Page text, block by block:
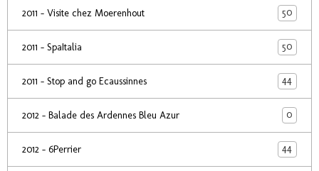
2011 - Visite chez Moerenhout 50
2011 - SpaItalia 50
2011 - Stop and go Ecaussinnes 44
2012 - Balade des Ardennes Bleu Azur 0
2012 - 6Perrier 44